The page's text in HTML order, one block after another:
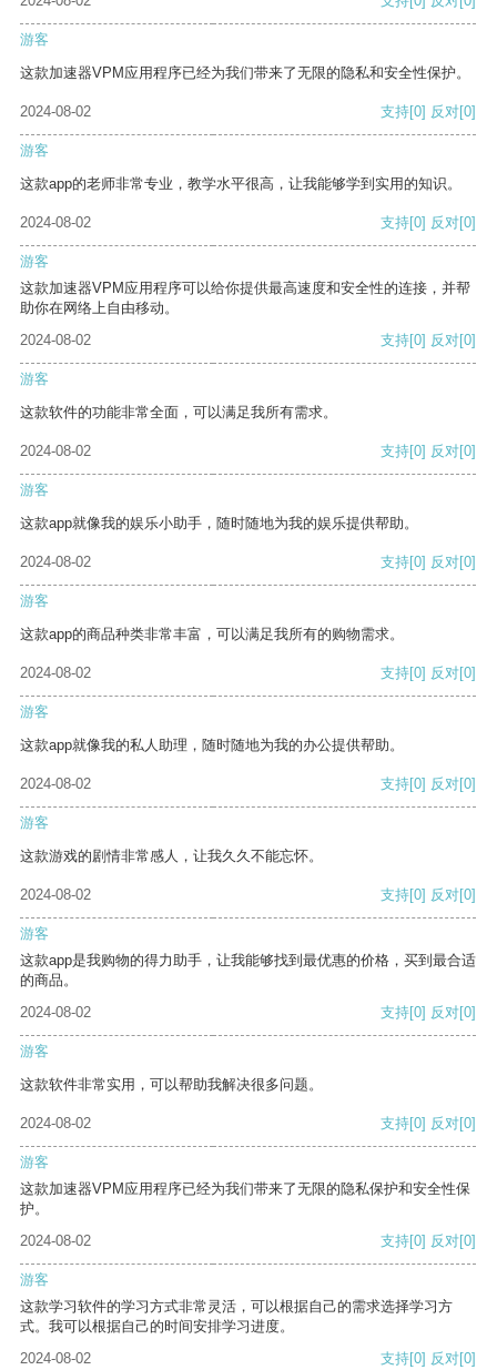
游客
这款加速器VPM应用程序已经为我们带来了无限的隐私和安全性保护。
2024-08-02 支持[0] 反对[0]
游客
这款app的老师非常专业，教学水平很高，让我能够学到实用的知识。
2024-08-02 支持[0] 反对[0]
游客
这款加速器VPM应用程序可以给你提供最高速度和安全性的连接，并帮
助你在网络上自由移动。
2024-08-02
支持[0] 反对[0]
游客
这款软件的功能非常全面，可以满足我所有需求。
2024-08-02 支持[0] 反对[0]
游客
这款app就像我的娱乐小助手，随时随地为我的娱乐提供帮助。
2024-08-02 支持[0] 反对[0]
游客
这款app的商品种类非常丰富，可以满足我所有的购物需求。
2024-08-02 支持[0] 反对[0]
游客
这款app就像我的私人助理，随时随地为我的办公提供帮助。
2024-08-02 支持[0] 反对[0]
游客
这款游戏的剧情非常感人，让我久久不能忘怀。
2024-08-02 支持[0] 反对[0]
游客
这款app是我购物的得力助手，让我能够找到最优惠的价格，买到最合适
的商品。
2024-08-02
支持[0] 反对[0]
游客
这款软件非常实用，可以帮助我解决很多问题。
2024-08-02 支持[0] 反对[0]
游客
这款加速器VPM应用程序已经为我们带来了无限的隐私保护和安全性保
护。
2024-08-02
支持[0] 反对[0]
游客
这款学习软件的学习方式非常灵活，可以根据自己的需求选择学习方
式。我可以根据自己的时间安排学习进度。
2024-08-02
支持[0] 反对[0]